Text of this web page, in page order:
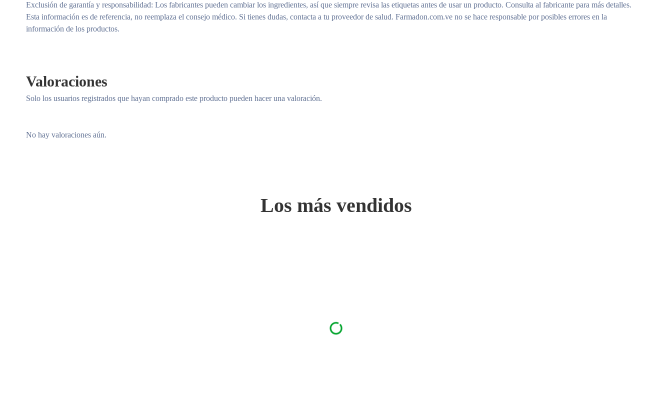
Exclusión de garantía y responsabilidad: Los fabricantes pueden cambiar los ingredientes, así que siempre revisa las etiquetas antes de usar un producto. Consulta al fabricante para más detalles.
Esta información es de referencia, no reemplaza el consejo médico. Si tienes dudas, contacta a tu proveedor de salud. Farmadon.com.ve no se hace responsable por posibles errores en la
información de los productos.
Valoraciones
No hay valoraciones aún.
Solo los usuarios registrados que hayan comprado este producto pueden hacer una valoración.
Los más vendidos